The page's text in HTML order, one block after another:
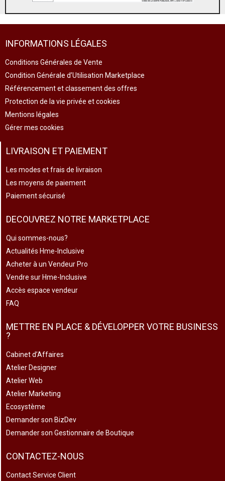
INFORMATIONS LÉGALES
Conditions Générales de Vente
Condition Générale d’Utilisation Marketplace
Référencement et classement des offres
Protection de la vie privée et cookies
Mentions légales
Gérer mes cookies
LIVRAISON ET PAIEMENT
Les modes et frais de livraison
Les moyens de paiement
Paiement sécurisé
DECOUVREZ NOTRE MARKETPLACE
Qui sommes-nous?
Actualités Hme-Inclusive
Acheter à un Vendeur Pro
Vendre sur Hme-Inclusive
Accès espace vendeur
FAQ
METTRE EN PLACE & DÉVELOPPER VOTRE BUSINESS
?
Cabinet d’Affaires
Atelier Designer
Atelier Web
Atelier Marketing
Ecosystème
Demander son BizDev
Demander son Gestionnaire de Boutique
CONTACTEZ-NOUS
Contact Service Client